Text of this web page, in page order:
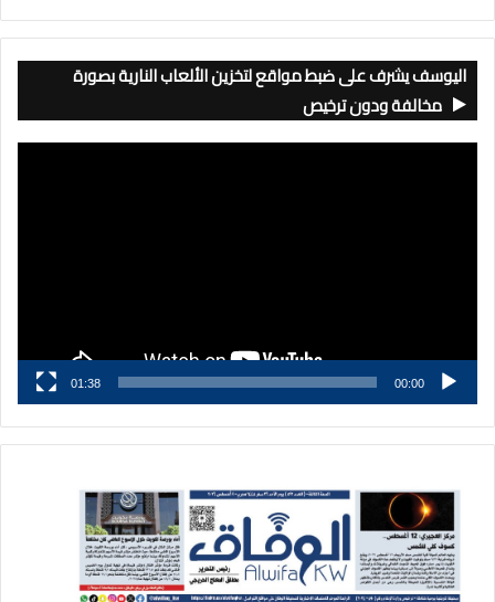
اليوسف يشرف على ضبط مواقع لتخزين الألعاب النارية بصورة
مخالفة ودون ترخيص
00:00
01:38